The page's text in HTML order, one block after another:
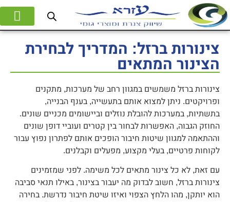
צינורות ברזל: המדריך לבחירת
הצינור המתאים
צינורות ברזל משמשים במגוון רחב של מערכות, מתקנים
ופרויקטים. ניתן למצוא אותם בתעשייה, בענף הבנייה,
בתשתיות, במערכות להובלת נוזלים וביישומים מכניים שונים.
החוזק הגבוה, האפשרות לבחור בין קטרים ועוביי דופן שונים
וההתאמה למגוון שיטות חיבור הופכים אותם לפתרון נפוץ עבור
לקוחות פרטיים, בעלי מקצוע, מפעלים וקבלנים.
עם זאת, לא כל צינור מתאים לכל משימה. לפני שמזמינים
צינורות ברזל, חשוב לבדוק מה יעבור בצינור, באילו תנאי סביבה
הוא יותקן, מהו הלחץ הצפוי ואיזו שיטת חיבור נדרשת. בחירה